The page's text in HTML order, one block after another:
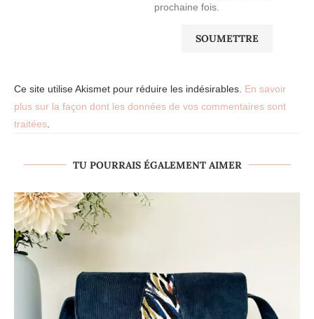
prochaine fois.
Ce site utilise Akismet pour réduire les indésirables. En savoir
plus sur la façon dont les données de vos commentaires sont
traitées
TU POURRAIS ÉGALEMENT AIMER